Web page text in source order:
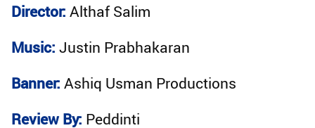
Director: Althaf Salim
Music: Justin Prabhakaran
Banner: Ashiq Usman Productions
Review By: Peddinti